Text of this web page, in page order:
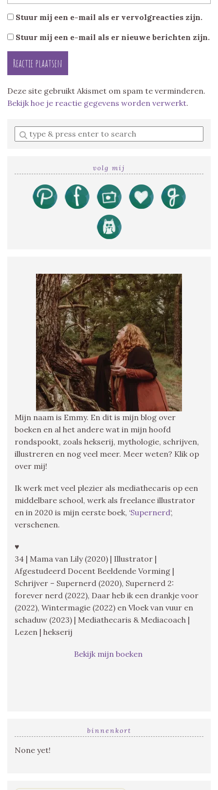
Stuur mij een e-mail als er vervolgreacties zijn.
Stuur mij een e-mail als er nieuwe berichten zijn.
Deze site gebruikt Akismet om spam te verminderen.
Bekijk hoe je reactie gegevens worden verwerkt.
Enter
a
volg mij
Mijn naam is Emmy. En dit is mijn blog over
boeken en al het andere wat in mijn hoofd
rondspookt, zoals hekserij, mythologie, schrijven,
illustreren en nog veel meer. Meer weten? Klik op
over mij!
Ik werk met veel plezier als mediathecaris op een
middelbare school, werk als freelance illustrator
en in 2020 is mijn eerste boek, ‘Supernerd‘,
verschenen.
♥
34 | Mama van Lily (2020) | Illustrator |
Afgestudeerd Docent Beeldende Vorming |
Schrijver – Supernerd (2020), Supernerd 2:
forever nerd (2022), Daar heb ik een drankje voor
(2022), Wintermagie (2022) en Vloek van vuur en
schaduw (2023) | Mediathecaris & Mediacoach |
Lezen | hekserij
Bekijk mijn boeken
binnenkort
None yet!